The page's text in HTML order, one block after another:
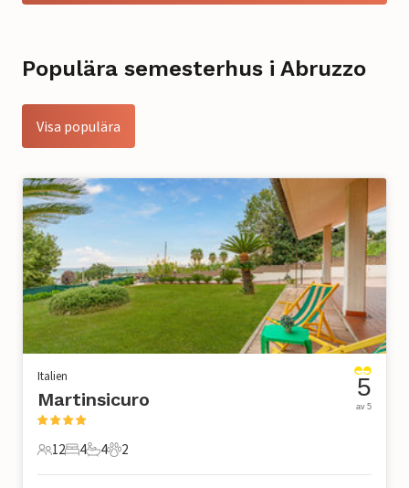
Populära semesterhus i Abruzzo
Visa populära
Italien
Martinsicuro
12 Gäster
12
4 Sovrum
4
4 Badrum
4
2 Husdjur
2
5
av 5